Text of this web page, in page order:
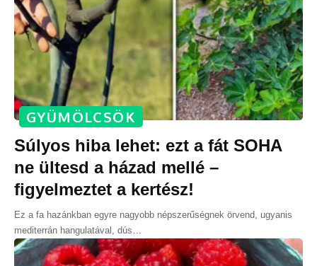
GYÜMÖLCSÖK
Súlyos hiba lehet: ezt a fát SOHA
ne ültesd a házad mellé –
figyelmeztet a kertész!
Ez a fa hazánkban egyre nagyobb népszerűségnek örvend, ugyanis
mediterrán hangulatával, dús